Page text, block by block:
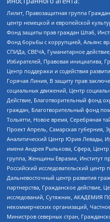
Лилит, Правозащитная группа
центр немецкой и европейской
Фонд защиты прав граждан Штаб,
Фонд борьбы с коррупцией, Альянс
СПИДа, СВЕЧА, Гуманитарное
Избирателей, Правовая инициатива,
Центр поддержки и содействия
Горячая Линия, В защиту прав
социальных движений, Центр
Действие, Благотворительный фонд
граждан, Благотворительный фонд
Тольятти, Новое время, Серебряная
Проект Апрель, Самарская губерния,
Аналитический Центр Юрия Левады,
имени Андрея Рылькова, Сфера,
группа, Женщины Евразии, Институт
Российский исследовательский центр
Дальневосточный центр развития
партнерства, Гражданское действие,
исследований, Сутяжник, АКАДЕМИЯ
некоммерческих организаций,
Министров северных стран,